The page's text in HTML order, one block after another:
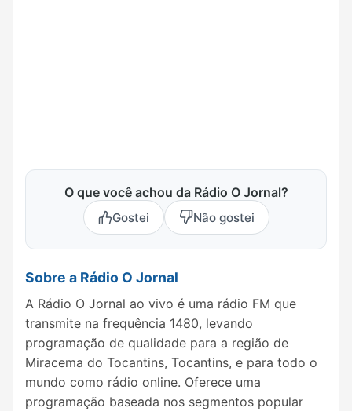
O que você achou da Rádio O Jornal?
Gostei Não gostei
Sobre a Rádio O Jornal
A Rádio O Jornal ao vivo é uma rádio FM que
transmite na frequência 1480, levando
programação de qualidade para a região de
Miracema do Tocantins, Tocantins, e para todo o
mundo como rádio online. Oferece uma
programação baseada nos segmentos popular